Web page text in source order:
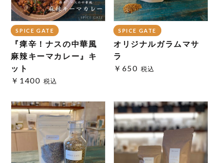
SPICE GATE
『痺辛！ナスの中華風
麻辣キーマカレー』キ
ット
￥1400 税込
SPICE GATE
オリジナルガラムマサ
ラ
￥650 税込